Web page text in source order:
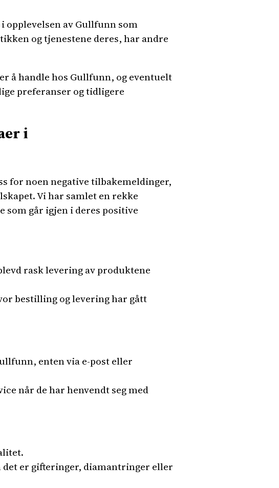
opplevelsen av Gullfunn som
og tjenestene deres, har andre
å handle hos Gullfunn, og eventuelt
preferanser og tidligere
i
for noen negative tilbakemeldinger,
Vi har samlet en rekke
går igjen i deres positive
rask levering av produktene
bestilling og levering har gått
enten via e-post eller
når de har henvendt seg med
er gifteringer, diamantringer eller